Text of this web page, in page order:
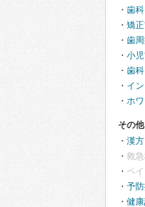
歯科
矯
歯
小
歯
イ
ホ
その他
漢方
救急
ペ
予
健